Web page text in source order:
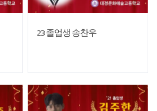
23 졸업생 송찬우